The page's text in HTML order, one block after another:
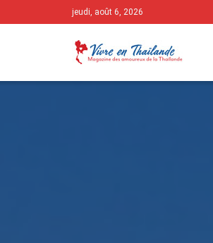
jeudi, août 6, 2026